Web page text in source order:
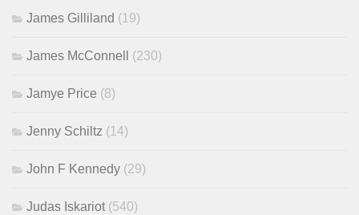
James Gilliland (19)
James McConnell (230)
Jamye Price (8)
Jenny Schiltz (14)
John F Kennedy (29)
Judas Iskariot (540)